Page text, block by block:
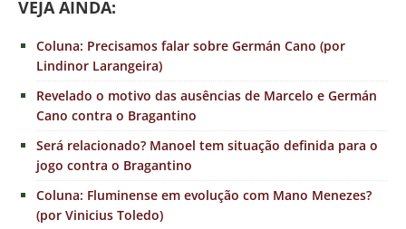
VEJA AINDA:
Coluna: Precisamos falar sobre Germán Cano (por
Lindinor Larangeira)
Revelado o motivo das ausências de Marcelo e Germán
Cano contra o Bragantino
Será relacionado? Manoel tem situação definida para o
jogo contra o Bragantino
Coluna: Fluminense em evolução com Mano Menezes?
(por Vinicius Toledo)